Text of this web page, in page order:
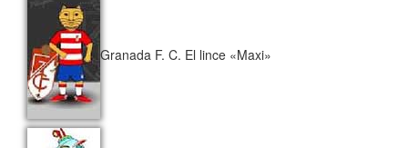
Granada F. C. El lince «Maxi»